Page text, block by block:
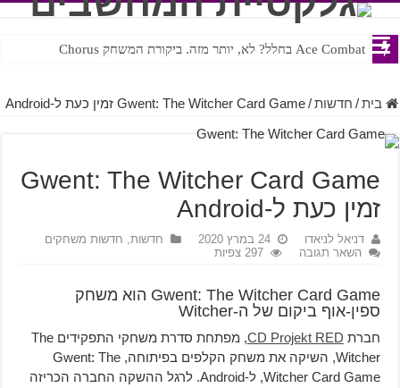
Ace Combat בחלל? לא, יותר מזה. ביקורת המשחק Chorus
Steven Universe והשירים שתורגמו בצורה נוראית לעברית
בית / חדשות / Gwent: The Witcher Card Game זמין כעת ל-Android
Gwent: The Witcher Card Game
זמין כעת ל-Android
דניאל לניאדו 24 במרץ 2020 חדשות, חדשות משחקים
השאר תגובה
297 צפיות
Gwent: The Witcher Card Game הוא משחק
ספין-אוף ביקום של ה-Witcher
חברת CD Projekt RED
, מפתחת סדרת משחקי התפקידים The
Witcher, השיקה את משחק הקלפים בפיתוחה, Gwent: The
Witcher Card Game, ל-Android. לרגל ההשקה החברה הכריזה